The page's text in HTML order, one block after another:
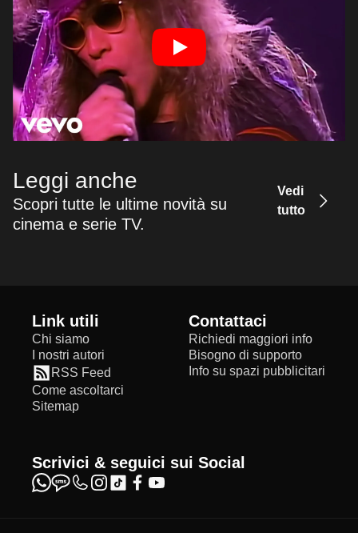
Leggi anche
Scopri tutte le ultime novità su
cinema e serie TV.
Vedi
tutto
Link utili
Chi siamo
I nostri autori
RSS Feed
Come ascoltarci
Sitemap
Contattaci
Richiedi maggiori info
Bisogno di supporto
Info su spazi pubblicitari
Scrivici & seguici sui Social